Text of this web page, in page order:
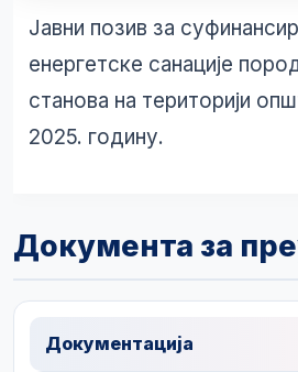
Јавни позив за
енергетске санације
станова на територији
2025. годину.
Документа за
Документација